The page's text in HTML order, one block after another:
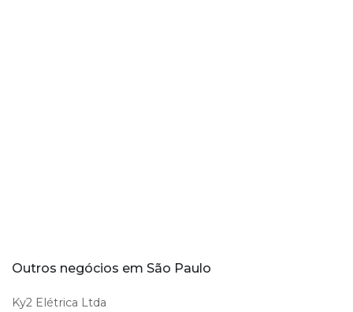
Outros negócios em São Paulo
Ky2 Elétrica Ltda